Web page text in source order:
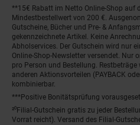
**15€ Rabatt im Netto Online-Shop auf
Mindestbestellwert von 200 €.
Gutscheine, Bücher und Pre- &
gekennzeichnete Artikel. Keine
Abholservices. Der Gutschein wird nur
Online-Shop-Newsletter versendet. Nur
pro Person und Bestellung.
anderen Aktionsvorteilen (PAYBACK
kombinierbar.
***Positive Bonitätsprüfung
²⁰Filial-Gutschein gratis zu jeder
Vorrat reicht). Versand des Filial-